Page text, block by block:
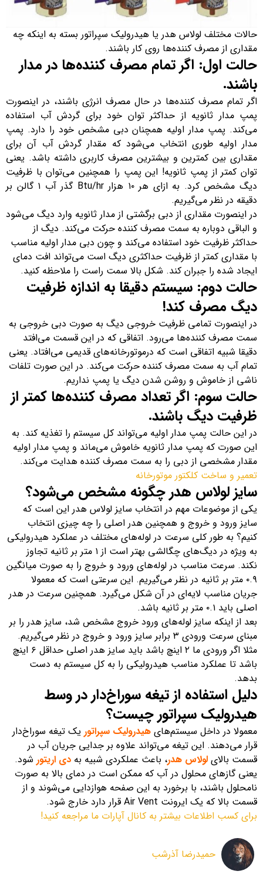
حالات مختلف لولاس هدر یا هیدرولیک سپراتور بسته به اینکه چه
مقداری از مصرف کننده‌ها روی کار باشند.
حالت اول: اگر تمام مصرف کننده‌ها در مدار
باشند.
اگر تمام مصرف کننده‌ها در حال مصرف انرژی باشند، در اینصورت
پمپ مدار ثانویه از حداکثر توان خود برای گردش آب استفاده
می‌کند. پمپ مدار اولیه همچنان دبی مشخص خود را دارد. پمپ
مدار اولیه طوری انتخاب می‌شود که مقدار گردش آب آن برای
مقداری بین کمترین و بیشترین مصرف کاربری داشته باشد. یعنی
توان کمتر از پمپ ثانویه! این پمپ را همچنین می‌توان با ظرفیت
دیگ مشخص کرد. به ازای هر ۱۰ هزار Btu/hr گذر آب ۱ گالن بر
دقیقه در نظر می‌گیریم.
در اینصورت مقداری از دبی برگشتی از مدار ثانویه وارد دیگ می‌شود
و الباقی دوباره به سمت مصرف کننده حرکت می‌کند. دیگ از
حداکثر ظرفیت خود استفاده می‌کند و چون دبی مدار اولیه مناسب
با مقداری کمتر از ظرفیت حداکثری دیگ است می‌تواند افت دمای
ایجاد شده را جبران کند. شکل بالا سمت راست را ملاحظه کنید.
حالت دوم: سیستم دقیقا به اندازه ظرفیت
دیگ مصرف کند!
در اینصورت تمامی ظرفیت خروجی دیگ به صورت دبی خروجی به
سمت مصرف کننده‌ها می‌رود. اتفاقی که در این قسمت می‌افتد
دقیقا شبیه اتفاقی است که درموتورخانه‌های قدیمی می‌افتاد. یعنی
تمام آب به سمت مصرف کننده حرکت می‌کند. در این صورت تلفات
ناشی از خاموش و روشن شدن دیگ یا پمپ نداریم.
حالت سوم: اگر تعداد مصرف کننده‌ها کمتر از
ظرفیت دیگ باشند.
در این حالت پمپ مدار اولیه می‌تواند کل سیستم را تغذیه کند. به
این صورت که پمپ مدار ثانویه خاموش می‌ماند و پمپ مدار اولیه
مقدار مشخصی از دبی را به سمت مصرف کننده هدایت می‌کند.
تعمیر و ساخت کلکتور موتورخانه
سایز لولاس هدر چگونه مشخص می‌شود؟
یکی از موضوعات مهم در انتخاب سایز لولاس هدر این است که
سایز ورود و خروج و همچنین هدر اصلی را چه چیزی انتخاب
کنیم؟ به طور کلی سرعت در لوله‌های مختلف در عملکرد هیدرولیکی
به ویژه در دیگ‌های چگالشی بهتر است از ۱ متر بر ثانیه تجاوز
نکند. سرعت مناسب در لوله‌های ورود و خروج را به صورت میانگین
۰.۹ متر بر ثانیه در نظر می‌گیریم. این سرعتی است که معمولا
جریان مناسب لایه‌ای در آن شکل می‌گیرد. همچنین سرعت در هدر
اصلی باید ۰.۱ متر بر ثانیه باشد.
بعد از اینکه سایز لوله‌های ورود خروج مشخص شد، سایز هدر را بر
مبنای سرعت ورودی ۳ برابر سایز ورود و خروج در نظر می‌گیریم.
مثلا اگر ورودی ما ۲ اینچ باشد باید سایز هدر اصلی حداقل ۶ اینچ
باشد تا عملکرد مناسب هیدرولیکی را به کل سیستم به دست
بدهد.
دلیل استفاده از تیغه سوراخ‌دار در وسط
هیدرولیک سپراتور چیست؟
معمولا در داخل سیستم‌های هیدرولیک سپراتور یک تیغه سوراخ‌دار
قرار می‌دهند. این تیغه می‌تواند علاوه بر جدایی جریان آب در
قسمت بالای لولاس هدر، باعث عملکردی شبیه به دی اریتور شود.
یعنی گازهای محلول در آب که ممکن است در دمای بالا به صورت
نامحلول باشند، با برخورد به این صفحه هوازدایی می‌شوند و از
قسمت بالا که یک ایرونت Air Vent قرار دارد خارج شود.
برای کسب اطلاعات بیشتر به کانال آپارات ما مراجعه کنید!
حمیدرضا آذرشب